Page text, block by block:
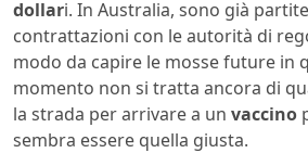
dollari. In Australia, sono già
contrattazioni con le autorità di
modo da capire le mosse future in
momento non si tratta ancora di
la strada per arrivare a un vaccino
sembra essere quella giusta.